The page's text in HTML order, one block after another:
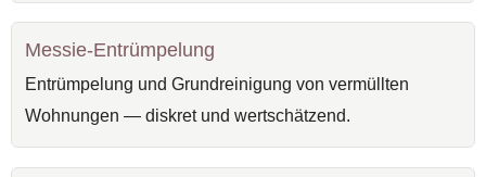
Messie-Entrümpelung
Entrümpelung und Grundreinigung von vermüllten
Wohnungen — diskret und wertschätzend.